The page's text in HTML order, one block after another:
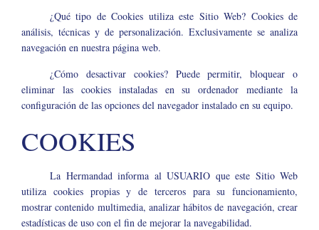
¿Qué tipo de Cookies utiliza este Sitio Web? Cookies de
análisis, técnicas y de personalización. Exclusivamente se analiza
navegación en nuestra página web.
¿Cómo desactivar cookies? Puede permitir, bloquear o
eliminar las cookies instaladas en su ordenador mediante la
configuración de las opciones del navegador instalado en su equipo.
COOKIES
La Hermandad informa al USUARIO que este Sitio Web
utiliza cookies propias y de terceros para su funcionamiento,
mostrar contenido multimedia, analizar hábitos de navegación, crear
estadísticas de uso con el fin de mejorar la navegabilidad.